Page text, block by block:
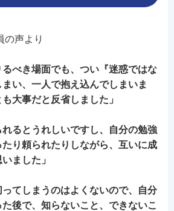
の声より
るべき場面でも、つい『迷惑ではな
い、一人で抱え込んでしまいま
大事だと反省しました」
れるとうれしいですし、自分の勉強
り頼られたりしながら、互いに成
ました」
ってしまうのはよくないので、自分
後で、知らないこと、できないこ